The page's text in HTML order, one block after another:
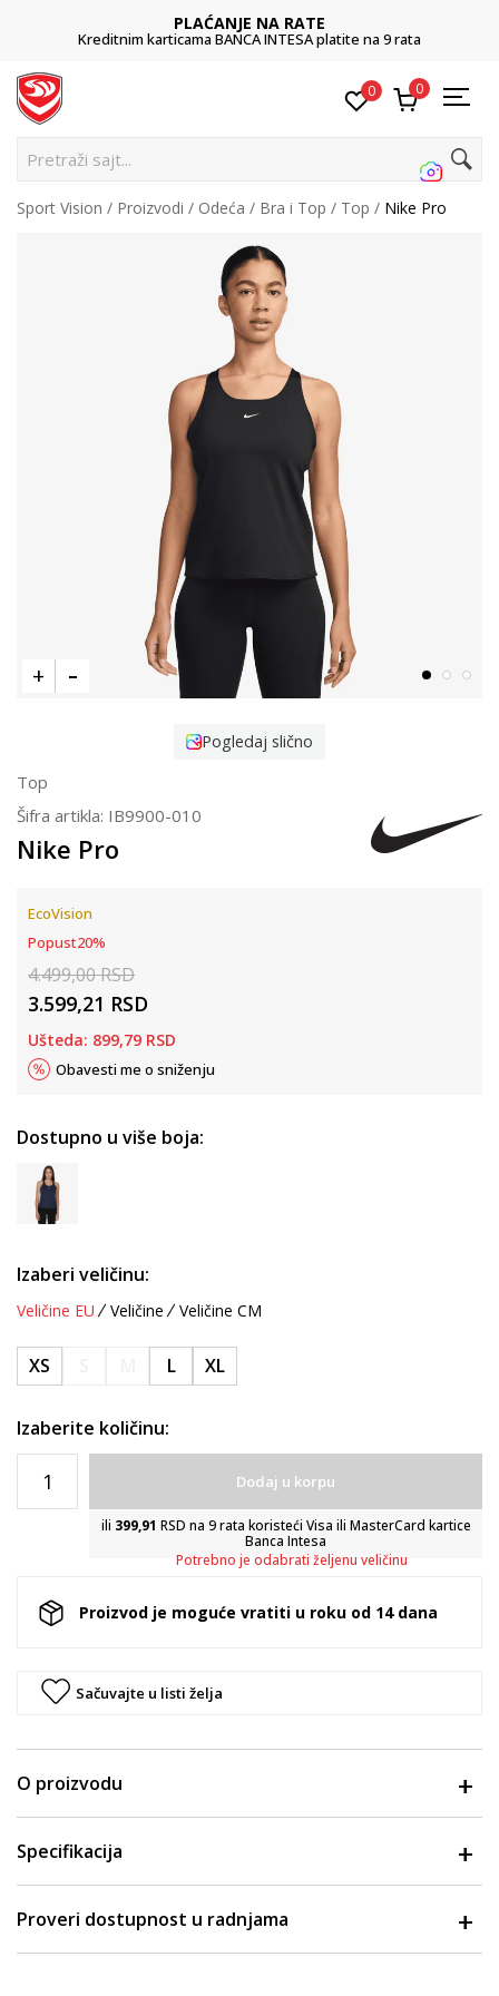
PLAĆANJE NA RATE
Kreditnim karticama BANCA INTESA platite na 9 rata
0 0
Pr
Sport Vision Proizvodi Odeća Bra i Top Top Nike Pro
Pogledaj slično
Top
Šifra artikla: IB9900-010
Nike Pro
EcoVision
Popust20%
4.499,00RSD
3.599,21 RSD
Ušteda: 899,79 RSD
Obavesti me o sniženju
Dostupno u više boja:
Izaberi veličinu:
Veličine EU Veličine Veličine CM
XS L XL
Izaberite količinu:
Dodaj u korpu
ili 399,91 RSD na 9 rata koristeći Visa ili MasterCard kartice
Banca Intesa
Potrebno je odabrati željenu veličinu
Proizvod je moguće vratiti u roku od 14 dana
Sačuvajte u listi želja
O proizvodu
Specifikacija
Proveri dostupnost u radnjama